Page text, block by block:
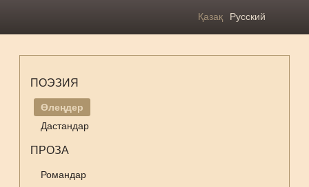
Қазақ Русский
ПОЭЗИЯ
Өлеңдер
Дастандар
ПРОЗА
Романдар